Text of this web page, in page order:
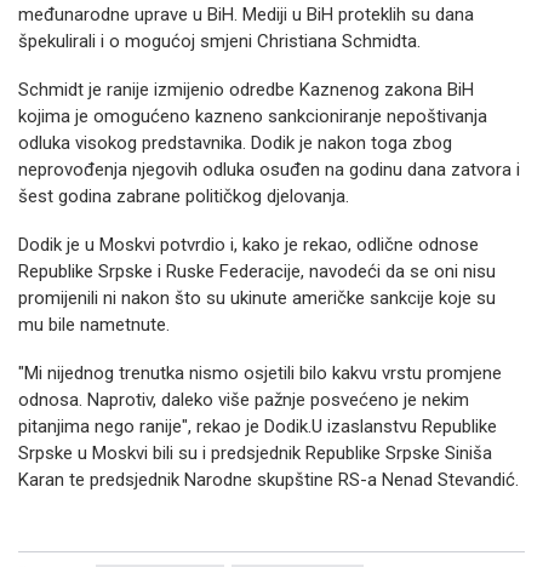
međunarodne uprave u BiH. Mediji u BiH proteklih su dana
špekulirali i o mogućoj smjeni Christiana Schmidta.
Schmidt je ranije izmijenio odredbe Kaznenog zakona BiH
kojima je omogućeno kazneno sankcioniranje nepoštivanja
odluka visokog predstavnika. Dodik je nakon toga zbog
neprovođenja njegovih odluka osuđen na godinu dana zatvora i
šest godina zabrane političkog djelovanja.
Dodik je u Moskvi potvrdio i, kako je rekao, odlične odnose
Republike Srpske i Ruske Federacije, navodeći da se oni nisu
promijenili ni nakon što su ukinute američke sankcije koje su
mu bile nametnute.
"Mi nijednog trenutka nismo osjetili bilo kakvu vrstu promjene
odnosa. Naprotiv, daleko više pažnje posvećeno je nekim
pitanjima nego ranije", rekao je Dodik.U izaslanstvu Republike
Srpske u Moskvi bili su i predsjednik Republike Srpske Siniša
Karan te predsjednik Narodne skupštine RS-a Nenad Stevandić.